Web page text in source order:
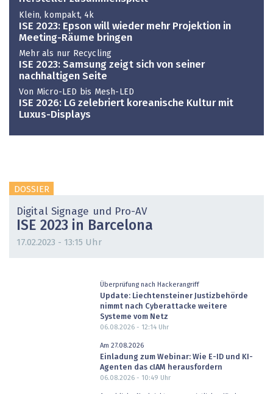
Klein, kompakt, 4k
ISE 2023: Epson will wieder mehr Projektion in
Meeting-Räume bringen
Mehr als nur Recycling
ISE 2023: Samsung zeigt sich von seiner
nachhaltigen Seite
Von Micro-LED bis Mesh-LED
ISE 2026: LG zelebriert koreanische Kultur mit
Luxus-Displays
DOSSIER
Digital Signage und Pro-AV
ISE 2023 in Barcelona
17.02.2023 - 13:15 Uhr
Überprüfung nach Hackerangriff
Update: Liechtensteiner Justizbehörde
nimmt nach Cyberattacke weitere
Systeme vom Netz
06.08.2026 - 12:14Uhr
Am 27.08.2026
Einladung zum Webinar: Wie E-ID und KI-
Agenten das cIAM herausfordern
06.08.2026 - 10:49 Uhr